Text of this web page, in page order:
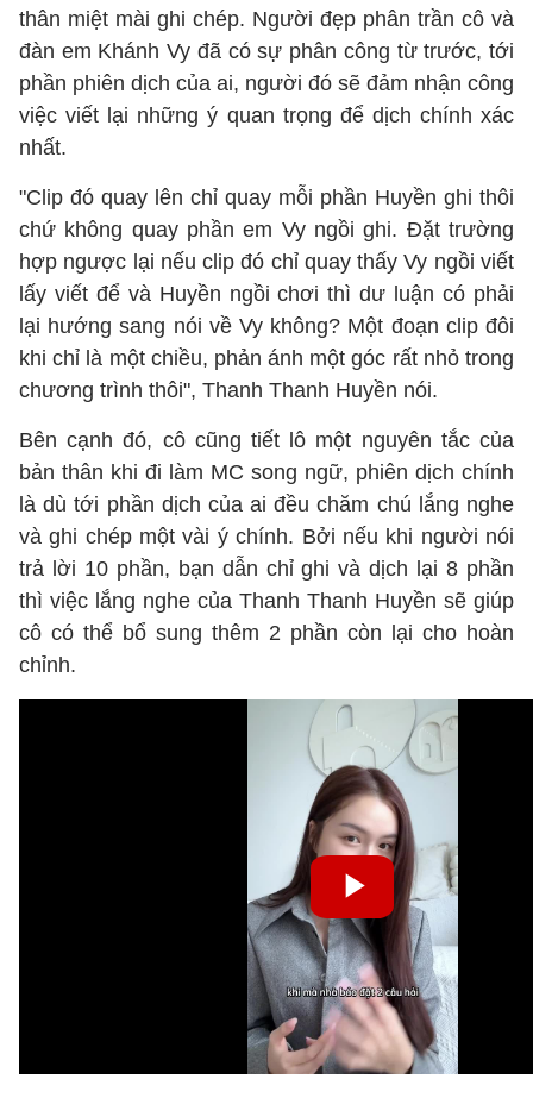
thân miệt mài ghi chép. Người đẹp phân trần cô và
đàn em Khánh Vy đã có sự phân công từ trước, tới
phần phiên dịch của ai, người đó sẽ đảm nhận công
việc viết lại những ý quan trọng để dịch chính xác
nhất.
"Clip đó quay lên chỉ quay mỗi phần Huyền ghi thôi
chứ không quay phần em Vy ngồi ghi. Đặt trường
hợp ngược lại nếu clip đó chỉ quay thấy Vy ngồi viết
lấy viết để và Huyền ngồi chơi thì dư luận có phải
lại hướng sang nói về Vy không? Một đoạn clip đôi
khi chỉ là một chiều, phản ánh một góc rất nhỏ trong
chương trình thôi", Thanh Thanh Huyền nói.
Bên cạnh đó, cô cũng tiết lô một nguyên tắc của
bản thân khi đi làm MC song ngữ, phiên dịch chính
là dù tới phần dịch của ai đều chăm chú lắng nghe
và ghi chép một vài ý chính. Bởi nếu khi người nói
trả lời 10 phần, bạn dẫn chỉ ghi và dịch lại 8 phần
thì việc lắng nghe của Thanh Thanh Huyền sẽ giúp
cô có thể bổ sung thêm 2 phần còn lại cho hoàn
chỉnh.